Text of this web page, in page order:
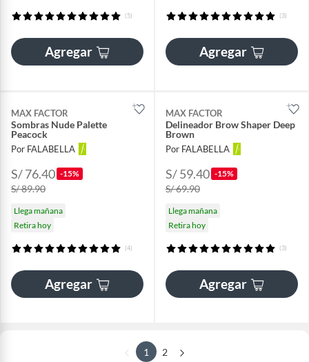
(5)
Agregar
(3)
Agregar
MAX FACTOR
Sombras Nude Palette
Peacock
Por FALABELLA
S/ 76.40 -15%
S/ 89.90
Llega mañana
Retira hoy
(4)
Agregar
MAX FACTOR
Delineador Brow Shaper Deep
Brown
Por FALABELLA
S/ 59.40 -15%
S/ 69.90
Llega mañana
Retira hoy
(3)
Agregar
1 2